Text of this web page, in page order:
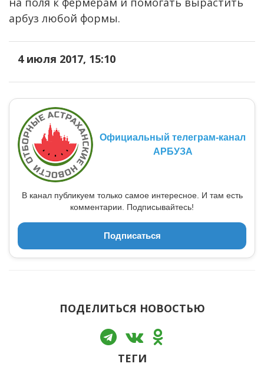
арбуз любой формы.
4 июля 2017, 15:10
Официальный телеграм-канал
АРБУЗА
В канал публикуем только самое интересное. И там есть
комментарии. Подписывайтесь!
Подписаться
ПОДЕЛИТЬСЯ НОВОСТЬЮ
ТЕГИ